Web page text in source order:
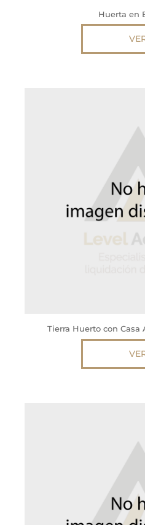
Huerta en
Tierra Huerto con